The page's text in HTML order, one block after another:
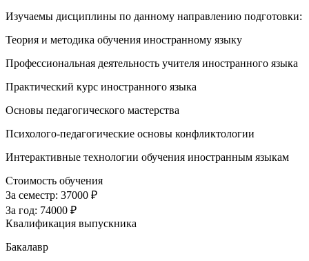
Изучаемы дисциплины по данному направлению подготовки:
Теория и методика обучения иностранному языку
Профессиональная деятельность учителя иностранного языка
Практический курс иностранного языка
Основы педагогического мастерства
Психолого-педагогические основы конфликтологии
Интерактивные технологии обучения иностранным языкам
Стоимость обучения
За семестр: 37000 ₽
За год: 74000 ₽
Квалификация выпускника
Бакалавр